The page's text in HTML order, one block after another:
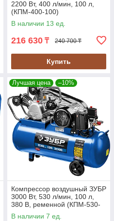
2200 Вт, 400 л/мин, 100 л,
(КПМ-400-100)
В наличии 13 ед.
216 630 ₸ 240 700 ₸
Купить
Лучшая цена –10%
Компрессор воздушный ЗУБР
3000 Вт, 530 л/мин, 100 л,
380 В, ременной (КПМ-530-
100)
В наличии 7 ед.